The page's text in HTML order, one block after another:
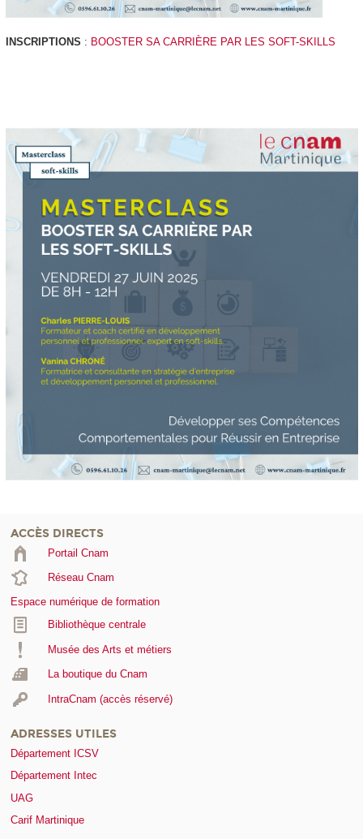
INSCRIPTIONS : BOOSTER SA CARRIÈRE PAR LES SOFT-SKILLS
ACCÈS DIRECTS
Portail Cnam
Réseau Cnam
Espace numérique de formation
Bibliothèque centrale
Musée des Arts et métiers
La boutique du Cnam
IntraCnam (accès réservé)
ADRESSES UTILES
Département ICSV
Département Intec
UAG
Carif Martinique